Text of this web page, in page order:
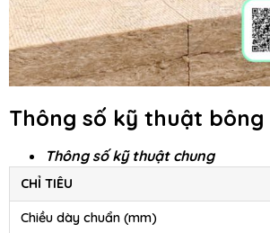
Thông số kỹ thuật bông
Thông số kỹ thuật chung
CHỈ TIÊU
Chiều dày chuẩn (mm)